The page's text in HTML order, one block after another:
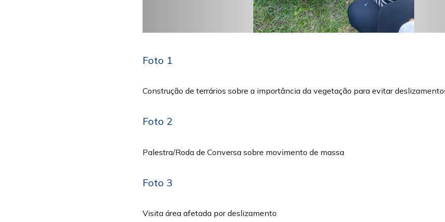
Foto 1
Construção de terrários sobre a importância da vegetação para evitar
Foto 2
Palestra/Roda de Conversa sobre movimento de massa
Foto 3
Visita área afetada por deslizamento